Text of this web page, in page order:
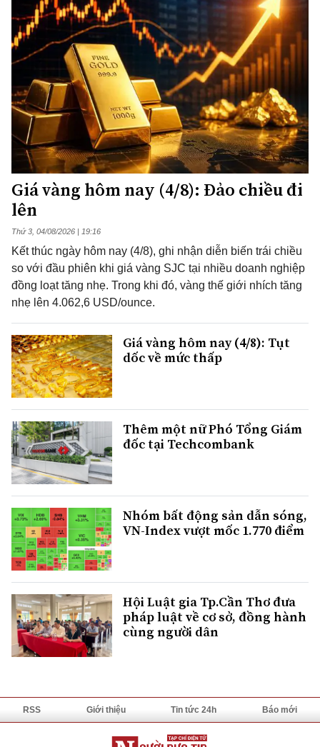
Giá vàng hôm nay (4/8): Đảo chiều đi
lên
Thứ 3, 04/08/2026 | 19:16
Kết thúc ngày hôm nay (4/8), ghi nhận diễn biến trái chiều
so với đầu phiên khi giá vàng SJC tại nhiều doanh nghiệp
đồng loạt tăng nhẹ. Trong khi đó, vàng thế giới nhích tăng
nhẹ lên 4.062,6 USD/ounce.
Giá vàng hôm nay (4/8): Tụt
dốc về mức thấp
Thêm một nữ Phó Tổng Giám
đốc tại Techcombank
Nhóm bất động sản dẫn sóng,
VN-Index vượt mốc 1.770 điểm
Hội Luật gia Tp.Cần Thơ đưa
pháp luật về cơ sở, đồng hành
cùng người dân
RSS Giới thiệu Tin tức 24h Báo mới